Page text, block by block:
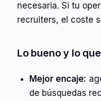
necesaria. Si tu
recruiters, el coste
Lo bueno y lo
Mejor encaje:
de búsquedas